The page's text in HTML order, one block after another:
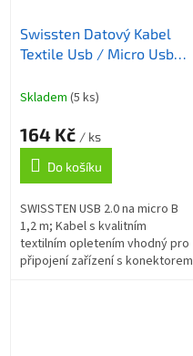
Swissten Datový Kabel
Textile Usb / Micro Usb
Skladem (5 ks)
164 Kč / ks
Do košíku
SWISSTEN USB 2.0 na micro B
1,2 m; Kabel s kvalitním
textilním opletením vhodný pro
připojení zařízení s konektorem